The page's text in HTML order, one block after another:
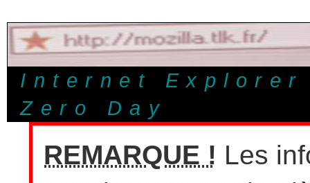
Internet
Zero Day
REMARQUE ! Les